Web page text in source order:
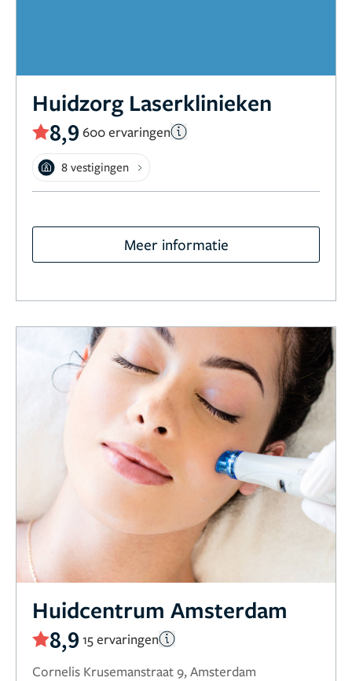
Huidzorg Laserklinieken
8,9 600 ervaringen
8 vestigingen
Meer informatie
Huidcentrum Amsterdam
8,9 15 ervaringen
Cornelis Krusemanstraat 9, Amsterdam